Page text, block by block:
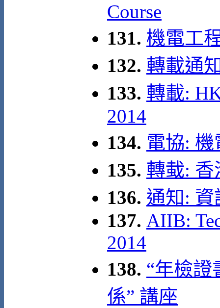
Course
131. 機電工
132. 轉載通
133. 轉載:
2014
134. 電協:
135. 轉蛓:
136. 通知: 資
137. AIIB:
2014
138. “年檢證
係” 講座